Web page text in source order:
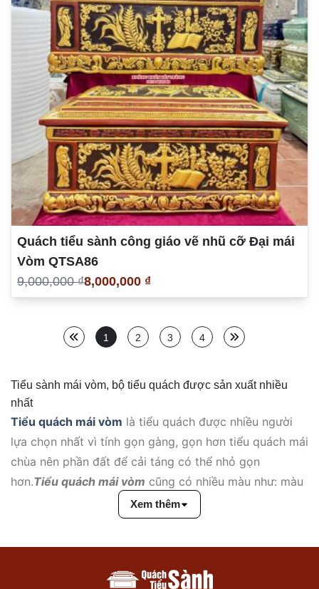
Quách tiểu sành công giáo vẽ nhũ cỡ Đại mái
Vòm QTSA86
9,000,000 ₫8,000,000 ₫
1 2 3 4
Tiểu sành mái vòm, bộ tiểu quách được sản xuất nhiều
nhất
Tiểu quách mái vòm là tiểu quách được nhiều người
lựa chọn nhất vì tính gọn gàng, gọn hơn tiểu quách mái
chùa nên phần đất để cải táng có thể nhỏ gọn
hơn.Tiểu quách mái vòm cũng có nhiều màu như: màu
nâu gụ, màu da lươn, màu xanh ngọc …
Xem thêm